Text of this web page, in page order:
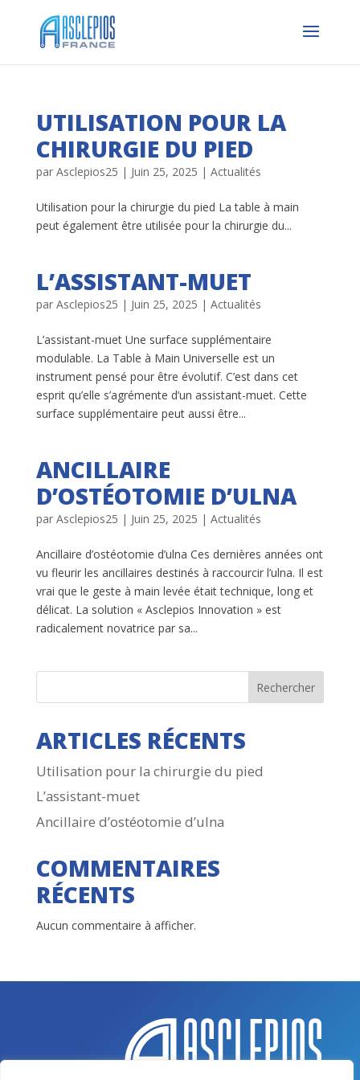
UTILISATION POUR LA
CHIRURGIE DU PIED
par Asclepios25 | Juin 25, 2025 | Actualités
Utilisation pour la chirurgie du pied La table à main
peut également être utilisée pour la chirurgie du...
L’ASSISTANT-MUET
par Asclepios25 | Juin 25, 2025 | Actualités
L’assistant-muet Une surface supplémentaire
modulable. La Table à Main Universelle est un
instrument pensé pour être évolutif. C’est dans cet
esprit qu’elle s’agrémente d’un assistant-muet. Cette
surface supplémentaire peut aussi être...
ANCILLAIRE
D’OSTÉOTOMIE D’ULNA
par Asclepios25 | Juin 25, 2025 | Actualités
Ancillaire d’ostéotomie d’ulna Ces dernières années ont
vu fleurir les ancillaires destinés à raccourcir l’ulna. Il est
vrai que le geste à main levée était technique, long et
délicat. La solution « Asclepios Innovation » est
radicalement novatrice par sa...
Rechercher
ARTICLES RÉCENTS
Utilisation pour la chirurgie du pied
L’assistant-muet
Ancillaire d’ostéotomie d’ulna
COMMENTAIRES
RÉCENTS
Aucun commentaire à afficher.